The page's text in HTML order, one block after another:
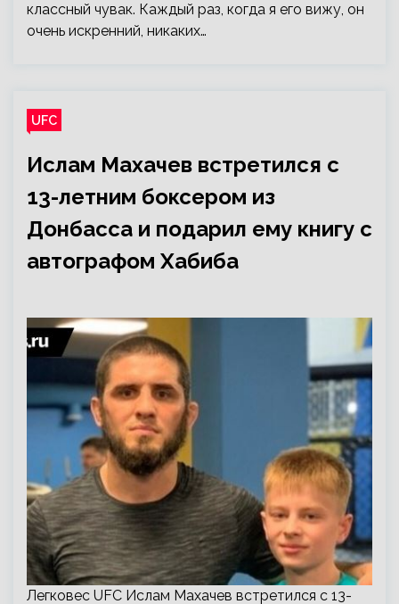
классный чувак. Каждый раз, когда я его вижу, он
очень искренний, никаких…
UFC
Ислам Махачев встретился с
13-летним боксером из
Донбасса и подарил ему книгу с
автографом Хабиба
Легковес UFC Ислам Махачев встретился с 13-